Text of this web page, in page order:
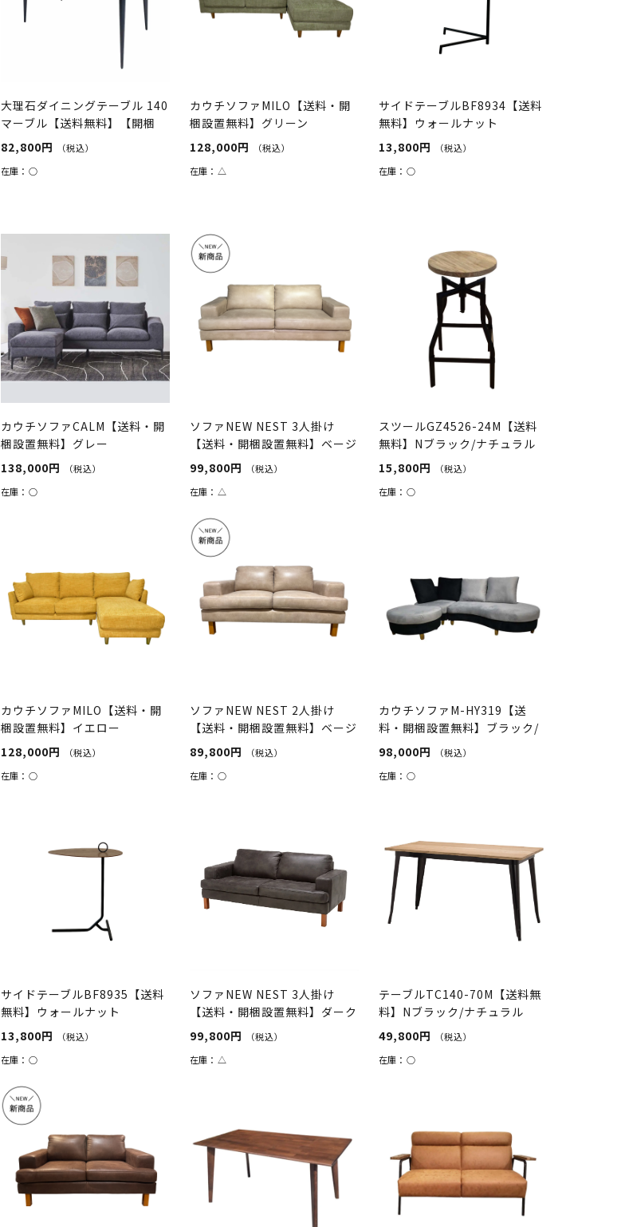
大理石ダイニングテーブル 140
マーブル【送料無料】【開梱
設...
82,800円
（税込）
在庫：○
カウチソファMILO【送料・開
梱設置無料】グリーン
128,000円
（税込）
在庫： △
サイドテーブルBF8934【送料
無料】ウォールナット
13,800円
（税込）
在庫：○
カウチソファCALM【送料・開
梱設置無料】グレー
138,000円
（税込）
在庫：○
ソファNEW NEST 3人掛け
【送料・開梱設置無料】ベージ
ュ
99,800円
（税込）
在庫： △
スツールGZ4526-24M【送料
無料】Nブラック/ナチュラル
15,800円
（税込）
在庫：○
カウチソファMILO【送料・開
梱設置無料】イエロー
128,000円
（税込）
在庫：○
ソファNEW NEST 2人掛け
【送料・開梱設置無料】ベージ
ュ
89,800円
（税込）
在庫：○
カウチソファM-HY319【送
料・開梱設置無料】ブラック/
グレー
98,000円
（税込）
在庫：○
サイドテーブルBF8935【送料
無料】ウォールナット
13,800円
（税込）
在庫：○
ソファNEW NEST 3人掛け
【送料・開梱設置無料】ダーク
グレー
99,800円
（税込）
在庫： △
テーブルTC140-70M【送料無
料】Nブラック/ナチュラル
49,800円
（税込）
在庫：○